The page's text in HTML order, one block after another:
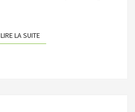
LIRE LA SUITELIRE LA SUITE